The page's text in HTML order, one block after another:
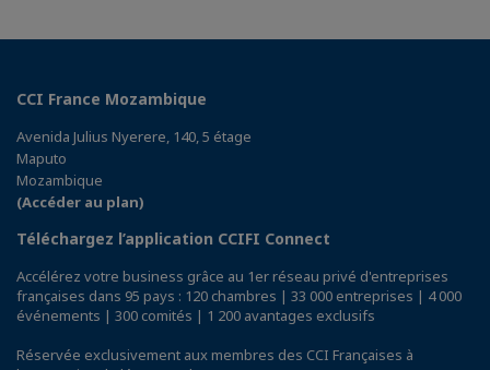
CCI France Mozambique
Avenida Julius Nyerere, 140, 5 étage
Maputo
Mozambique
(Accéder au plan)
Téléchargez l’application CCIFI Connect
Accélérez votre business grâce au 1er réseau privé d'entreprises
françaises dans 95 pays : 120 chambres | 33 000 entreprises | 4 000
événements | 300 comités | 1 200 avantages exclusifs
Réservée exclusivement aux membres des CCI Françaises à